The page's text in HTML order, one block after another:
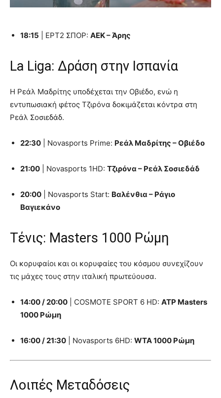
18:15 | ΕΡΤ2 ΣΠΟΡ: ΑΕΚ – Άρης
La Liga: Δράση στην Ισπανία
Η Ρεάλ Μαδρίτης υποδέχεται την Οβιέδο, ενώ η
εντυπωσιακή φέτος Τζιρόνα δοκιμάζεται κόντρα στη
Ρεάλ Σοσιεδάδ.
22:30 | Novasports Prime: Ρεάλ Μαδρίτης – Οβιέδο
21:00 | Novasports 1HD: Τζιρόνα – Ρεάλ Σοσιεδάδ
20:00 | Novasports Start: Βαλένθια – Ράγιο
Βαγιεκάνο
Τένις: Masters 1000 Ρώμη
Οι κορυφαίοι και οι κορυφαίες του κόσμου συνεχίζουν
τις μάχες τους στην ιταλική πρωτεύουσα.
14:00 / 20:00 | COSMOTE SPORT 6 HD: ATP Masters
1000 Ρώμη
16:00 / 21:30 | Novasports 6HD: WTA 1000 Ρώμη
Λοιπές Μεταδόσεις